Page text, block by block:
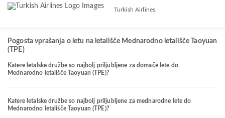
Turkish Airlines
Pogosta vprašanja o letu na letališče Mednarodno letališče Taoyuan
(TPE)
Katere letalske družbe so najbolj priljubljene za domače lete do
Mednarodno letališče Taoyuan (TPE)?
Katere letalske družbe so najbolj priljubljene za mednarodne lete do
Mednarodno letališče Taoyuan (TPE)?